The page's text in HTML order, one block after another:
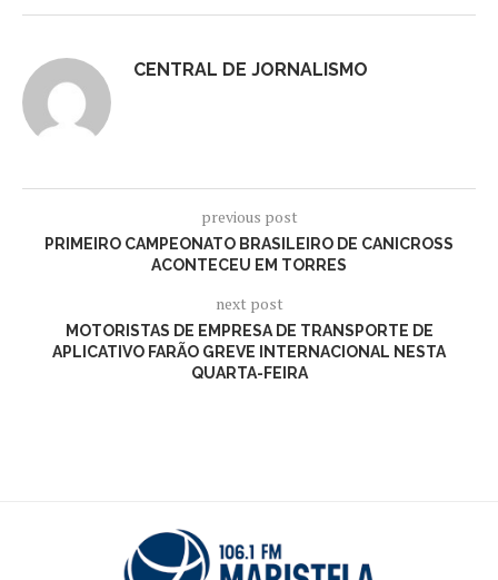
CENTRAL DE JORNALISMO
previous post
PRIMEIRO CAMPEONATO BRASILEIRO DE CANICROSS
ACONTECEU EM TORRES
next post
MOTORISTAS DE EMPRESA DE TRANSPORTE DE
APLICATIVO FARÃO GREVE INTERNACIONAL NESTA
QUARTA-FEIRA